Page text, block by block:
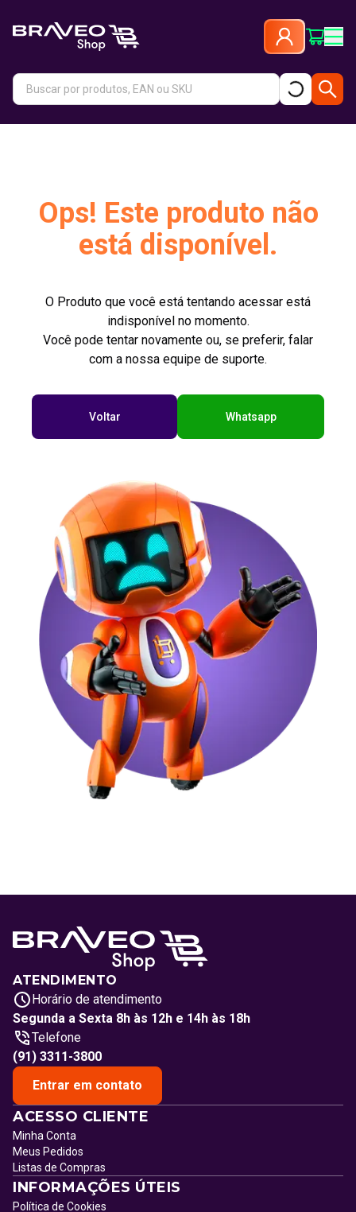
Ops! Este produto não
está disponível.
O Produto que você está tentando acessar está
indisponível no momento.
Você pode tentar novamente ou, se preferir, falar
com a nossa equipe de suporte.
Voltar Whatsapp
ATENDIMENTO
Horário de atendimento
Segunda a Sexta 8h às 12h e 14h às 18h
Telefone
(91) 3311-3800
Entrar em contato
ACESSO CLIENTE
Minha Conta
Meus Pedidos
Listas de Compras
INFORMAÇÕES ÚTEIS
Política de Cookies